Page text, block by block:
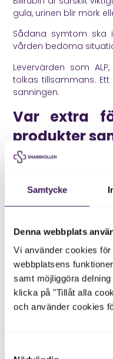
Samtycke
Denna webbplats
Vi använder cookies
webbplatsens
samt möjliggöra
klicka på "Tillåt alla
och använder cookies
gula, urinen blir mörk
Sådana symtom ska
vården bedöma
Levervärden som
tolkas tillsammans.
sanningen.
Var extra
produkter
En vanlig risk är att
produkt ser rimlig ut
bli högre än du tänkt.
Det gäller särskilt
magnesium och
växtextrakt där flera
aktiva ämnen.
I underlaget beskrivs
samma typer av
därför kan öka